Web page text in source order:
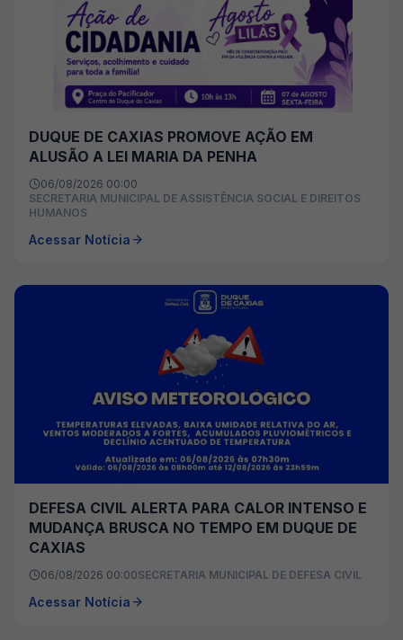
DUQUE DE CAXIAS PROMOVE AÇÃO EM
ALUSÃO A LEI MARIA DA PENHA
06/08/2026 00:00
SECRETARIA MUNICIPAL DE ASSISTÊNCIA SOCIAL E DIREITOS
HUMANOS
Acessar Notícia
DEFESA CIVIL ALERTA PARA CALOR INTENSO E
MUDANÇA BRUSCA NO TEMPO EM DUQUE DE
CAXIAS
06/08/2026 00:00SECRETARIA MUNICIPAL DE DEFESA CIVIL
Acessar Notícia